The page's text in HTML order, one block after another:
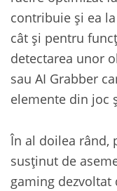
contribuie și ea
cât și pentru
detectarea unor
sau AI Grabber
elemente din joc
În al doilea rând,
susținut de
gaming dezvoltat